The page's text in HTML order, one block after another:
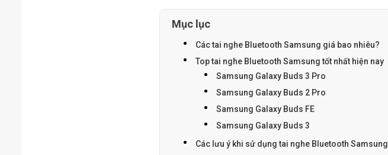
Mục lục
Các tai nghe Bluetooth Samsung giá bao nhiêu?
Top tai nghe Bluetooth Samsung tốt nhất hiện nay
Samsung Galaxy Buds 3 Pro
Samsung Galaxy Buds 2 Pro
Samsung Galaxy Buds FE
Samsung Galaxy Buds 3
Các lưu ý khi sử dụng tai nghe Bluetooth Samsung